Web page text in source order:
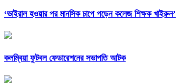
‘ভাইরাল হওয়ার পর মানসিক চাপে পড়েন কলেজ শিক্ষক খাইরুন’
কলম্বিয়া ফুটবল ফেডারেশনের সভাপতি আটক